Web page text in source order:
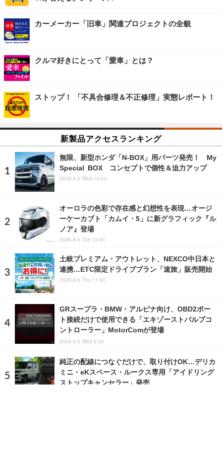
カーメーカー「旧車」関連プロジェクトの全貌
クルマ好きにとって「愛車」とは？
ストップ！ 「不具合修理＆不正修理」実態レポート！
新製品アクセスランキング
無限、新型ホンダ「N-BOX」用パーツ発売！ My
Special BOX コンセプトで個性＆迫力アップ
2026.8.5 Wed 10:00
オーロラの色彩で存在感と幻想性を表現…オージ
ーケーカブト「カムイ・5」に新グラフィック『ル
ノア』登場
2026.8.4 Tue 13:00
土岐プレミアム・アウトレット、NEXCO中日本と
連携…ETC限定ドライブプラン「速旅」販売開始
2026.8.6 Thu 11:00
GRスープラ・BMW・アルピナ向け、OBD2ポー
ト接続だけで使用できる「エキゾーストバルブコ
ントローラー」MotorComが登場
2026.8.5 Wed 8:00
純正の配線につなぐだけで、取り付けOK…デリカ
ミニ・eKスペース・ルークス専用「アイドリング
ストップキャンセラー」発売